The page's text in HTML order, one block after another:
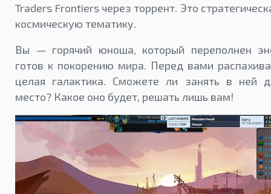
Traders Frontiers через торрент. Это
космическую тематику.
Вы — горячий юноша, который переполнен
готов к покорению мира. Перед вами
целая галактика. Сможете ли занять в ней
место? Какое оно будет, решать лишь вам!